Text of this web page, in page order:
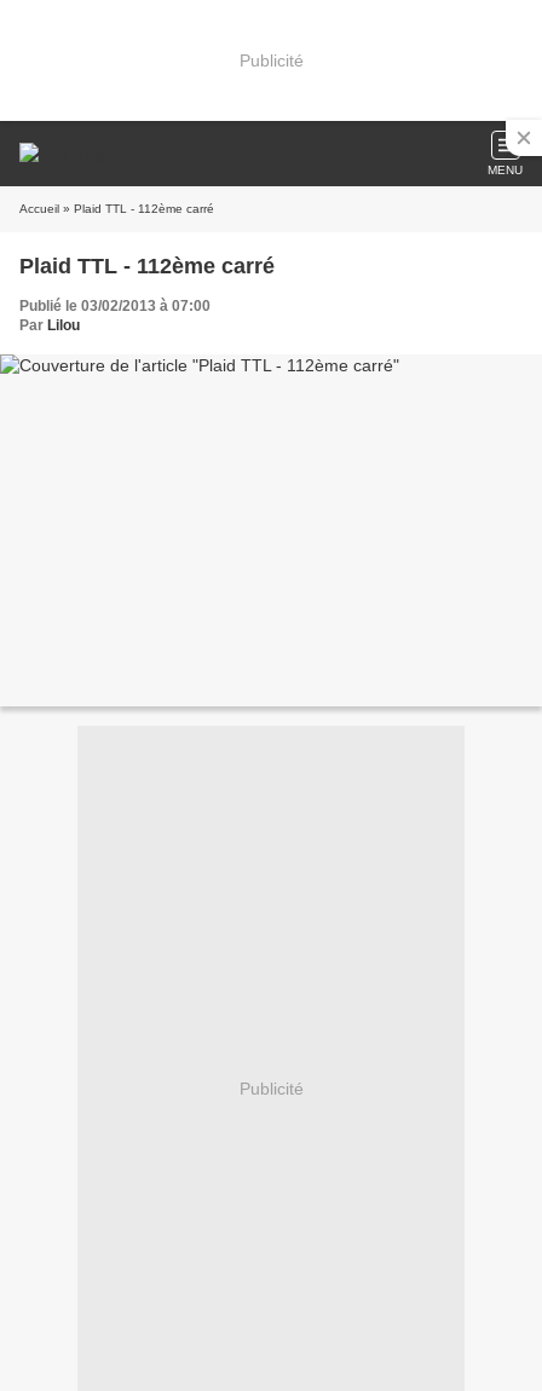
Publicité
MENU
Accueil » Plaid TTL - 112ème carré
Plaid TTL - 112ème carré
Publié le 03/02/2013 à 07:00
Par Lilou
Publicité